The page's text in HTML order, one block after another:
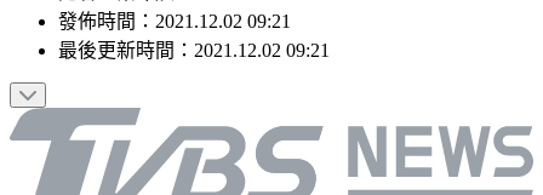
發佈時間： 2021.12.02 09:21
最後更新時間： 2021.12.02 09:21